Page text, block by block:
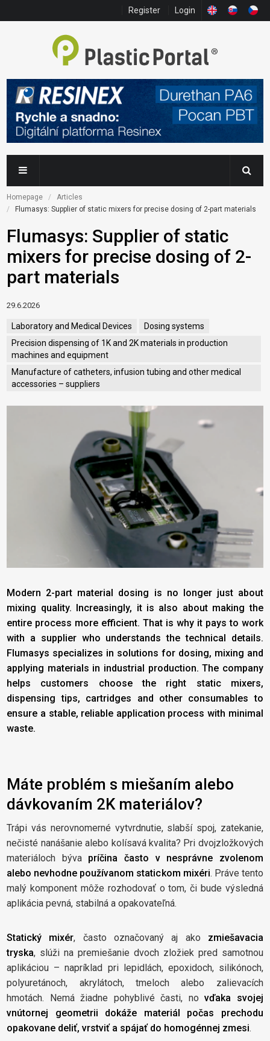
Register Login
Homepage
Articles
Flumasys: Supplier of static mixers for precise dosing of 2-part materials
Flumasys: Supplier of static
mixers for precise dosing of 2-
part materials
29.6.2026
Laboratory and Medical Devices
Dosing systems
Precision dispensing of 1K and 2K materials in production
machines and equipment
Manufacture of catheters, infusion tubing and other medical
accessories – suppliers
Modern 2-part material dosing is no longer just about
mixing quality. Increasingly, it is also about making the
entire process more efficient. That is why it pays to work
with a supplier who understands the technical details.
Flumasys specializes in solutions for dosing, mixing and
applying materials in industrial production. The company
helps customers choose the right static mixers,
dispensing tips, cartridges and other consumables to
ensure a stable, reliable application process with minimal
waste.
Máte problém s miešaním alebo
dávkovaním 2K materiálov?
Trápi vás nerovnomerné vytvrdnutie, slabší spoj, zatekanie,
nečisté nanášanie alebo kolísavá kvalita? Pri dvojzložkových
materiáloch býva príčina často v nesprávne zvolenom
alebo nevhodne používanom statickom mixéri. Práve tento
malý komponent môže rozhodovať o tom, či bude výsledná
aplikácia pevná, stabilná a opakovateľná.
Statický mixér, často označovaný aj ako zmiešavacia
tryska, slúži na premiešanie dvoch zložiek pred samotnou
aplikáciou – napríklad pri lepidlách, epoxidoch, silikónoch,
polyuretánoch, akrylátoch, tmeloch alebo zalievacích
hmotách. Nemá žiadne pohyblivé časti, novďaka svojej
vnútornej geometrii dokáže materiál počas prechodu
opakovane deliť, vrstviť a spájať do homogénnej zmesi.